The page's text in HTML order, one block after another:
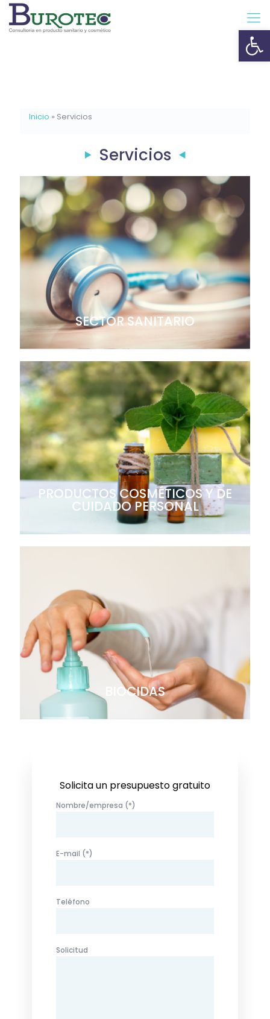
Inicio » Servicios
Servicios
SECTOR SANITARIO
PRODUCTOS COSMÉTICOS Y DE
CUIDADO PERSONAL
BIOCIDAS
Solicita un presupuesto gratuito
Nombre/empresa (*)
E-mail (*)
Teléfono
Solicitud